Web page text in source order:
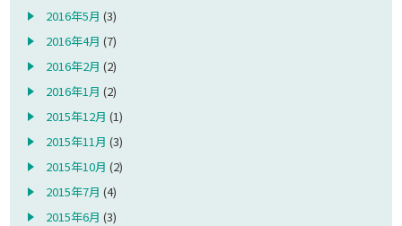
2016年5月 (3)
2016年4月 (7)
2016年2月 (2)
2016年1月 (2)
2015年12月 (1)
2015年11月 (3)
2015年10月 (2)
2015年7月 (4)
2015年6月 (3)